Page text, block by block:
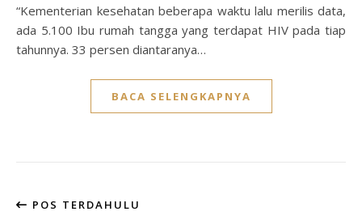
“Kementerian kesehatan beberapa waktu lalu merilis data,
ada 5.100 Ibu rumah tangga yang terdapat HIV pada tiap
tahunnya. 33 persen diantaranya…
BACA SELENGKAPNYA
POS TERDAHULU